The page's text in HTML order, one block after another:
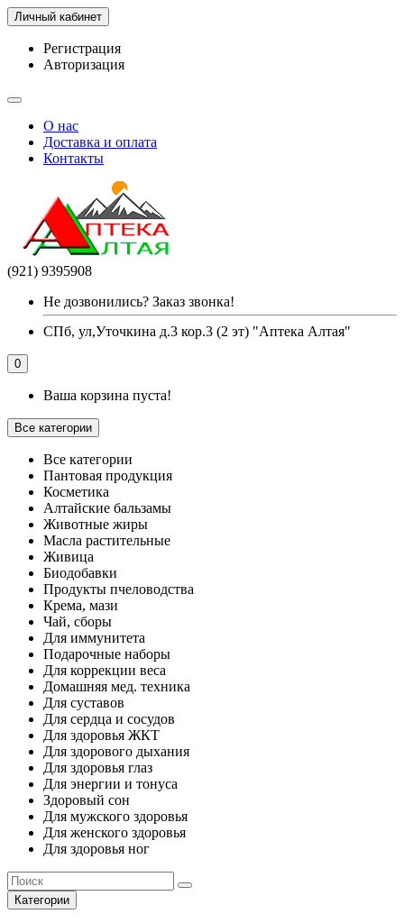
Личный кабинет
Регистрация
Авторизация
О нас
Доставка и оплата
Контакты
(921) 9395908
Не дозвонились? Заказ звонка!
СПб, ул,Уточкина д.3 кор.3 (2 эт) "Аптека Алтая"
0
Ваша корзина пуста!
Все категории
Все категории
Пантовая продукция
Косметика
Алтайские бальзамы
Животные жиры
Масла растительные
Живица
Биодобавки
Продукты пчеловодства
Крема, мази
Чай, сборы
Для иммунитета
Подарочные наборы
Для коррекции веса
Домашняя мед. техника
Для суставов
Для сердца и сосудов
Для здоровья ЖКТ
Для здорового дыхания
Для здоровья глаз
Для энергии и тонуса
Здоровый сон
Для мужского здоровья
Для женского здоровья
Для здоровья ног
Категории